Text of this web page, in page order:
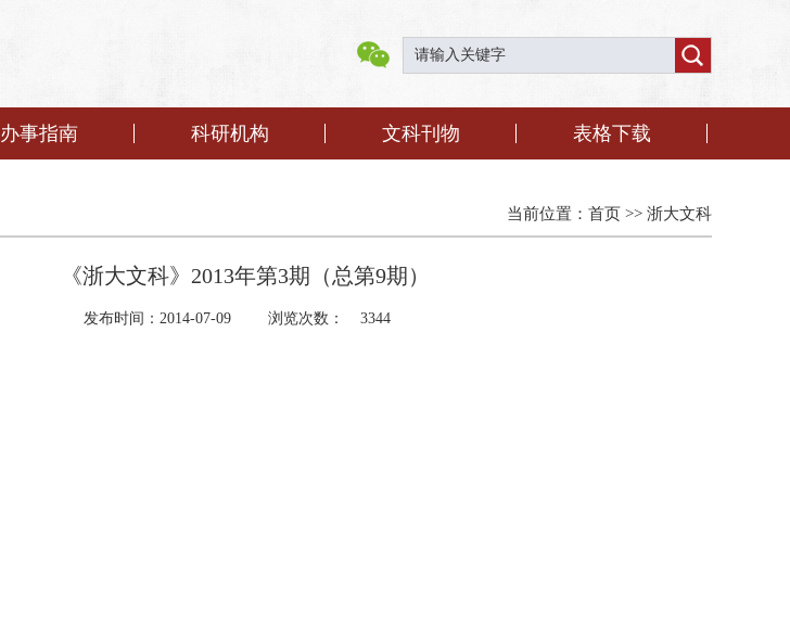
办事指南 科研机构 文科刊物 表格下载
当前位置： 首页 >> 浙大文科
《浙大文科》2013年第3期（总第9期）
发布时间：2014-07-09 浏览次数： 3344